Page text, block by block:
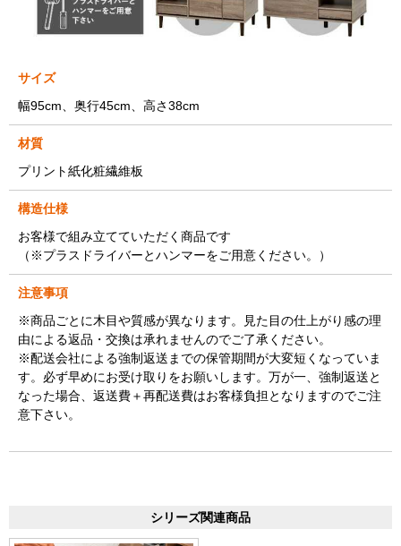
サイズ
幅95cm、奥行45cm、高さ38cm
材質
プリント紙化粧繊維板
構造仕様
お客様で組み立てていただく商品です
（※プラスドライバーとハンマーをご用意ください。）
注意事項
※商品ごとに木目や質感が異なります。見た目の仕上がり感の理
由による返品・交換は承れませんのでご了承ください。
※配送会社による強制返送までの保管期間が大変短くなっていま
す。必ず早めにお受け取りをお願いします。万が一、強制返送と
なった場合、返送費＋再配送費はお客様負担となりますのでご注
意下さい。
シリーズ関連商品